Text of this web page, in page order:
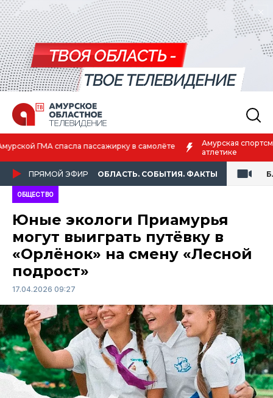
Амурская спортсменка выиграла первенство России по лёгкой
ПРЯМОЙ ЭФИР ОБЛАСТЬ. СОБЫТИЯ. ФАКТЫ
ОБЩЕСТВО
Юные экологи Приамурья
могут выиграть путёвку в
«Орлёнок» на смену «Лесной
подрост»
17.04.2026 09:27